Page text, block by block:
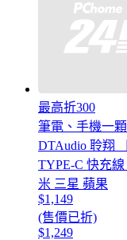
最高折300
筆電、手機一
DTAudio 聆翔
TYPE-C 快充
米 三星 蘋果
$1,149
(售價已折)
$1,249